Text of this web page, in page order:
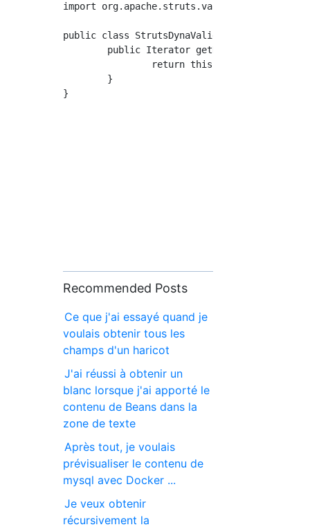
import
public class StrutsDynaValidatorForm extends
Recommended Posts
Ce que j'ai essayé quand je
voulais obtenir tous les
champs d'un haricot
J'ai réussi à obtenir un
blanc lorsque j'ai apporté le
contenu de Beans dans la
zone de texte
Après tout, je voulais
prévisualiser le contenu de
mysql avec Docker ...
Je veux obtenir
récursivement la